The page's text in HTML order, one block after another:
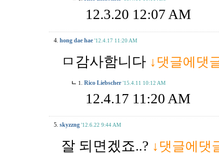
12.3.20 12:07 AM
4. hong dae hae '12.4.17 11:20 AM
ㅁ감사함니다 ↓댓글에댓
ㄴ 1. Rico Liebscher '15.4.11 10:12 AM
12.4.17 11:20 AM
5. skyzzng '12.6.22 9:44 AM
잘 되면겠죠..? ↓댓글에댓